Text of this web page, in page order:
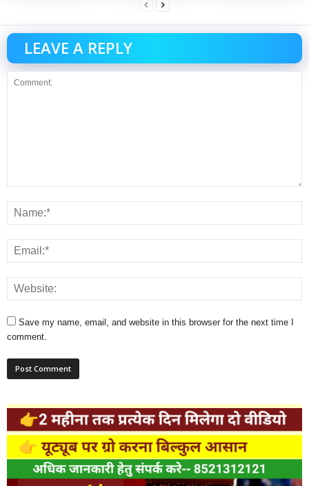
LEAVE A REPLY
Save my name, email, and website in this browser for the next time I
comment.